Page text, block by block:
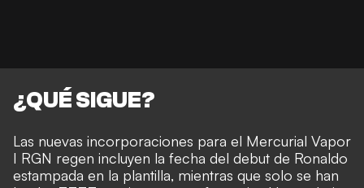
¿QUÉ SIGUE?
Las nuevas incorporaciones para el Mercurial Vapor
I RGN regen incluyen la fecha del debut de Ronaldo
estampada en la plantilla, mientras que solo se han